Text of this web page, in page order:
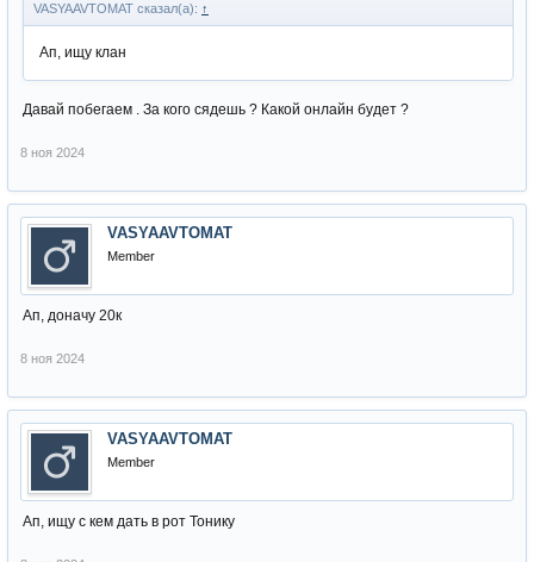
VASYAAVTOMAT сказал(а): ↑
Ап, ищу клан
Давай побегаем . За кого сядешь ? Какой онлайн будет ?
8 ноя 2024
VASYAAVTOMAT
Member
Ап, доначу 20к
8 ноя 2024
VASYAAVTOMAT
Member
Ап, ищу с кем дать в рот Тонику